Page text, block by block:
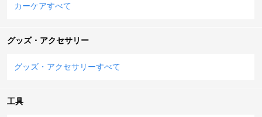
カーケアすべて
グッズ・アクセサリー
グッズ・アクセサリーすべて
工具